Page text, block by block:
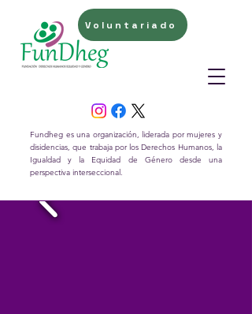
Voluntariado
Fundheg es una organización, liderada por mujeres y
disidencias, que trabaja por los Derechos Humanos, la
Igualdad y la Equidad de Género desde una
perspectiva interseccional.